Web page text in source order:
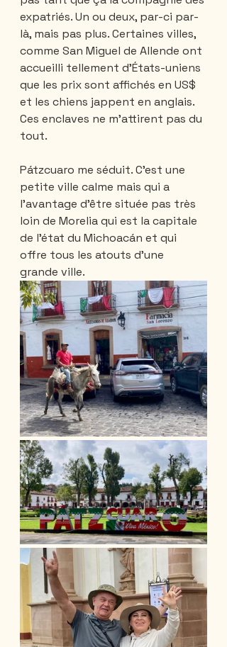
expatriés. Un ou deux, par-ci par-
là, mais pas plus. Certaines villes,
comme San Miguel de Allende ont
accueilli tellement d’États-uniens
que les prix sont affichés en US$
et les chiens jappent en anglais.
Ces enclaves ne m'attirent pas du
tout.
Pátzcuaro me séduit. C’est une
petite ville calme mais qui a
l’avantage d’être située pas très
loin de Morelia qui est la capitale
de l’état du Michoacán et qui
offre tous les atouts d’une
grande ville.